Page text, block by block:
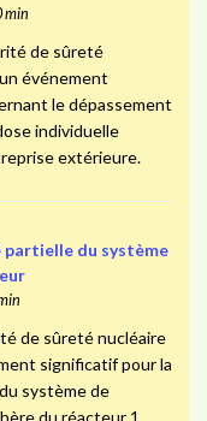
min
de sûreté
événement
le dépassement
individuelle
extérieure.
du système
de sûreté nucléaire
significatif pour la
système de
du réacteur 1.